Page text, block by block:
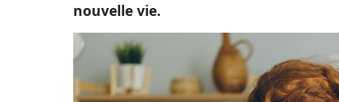
nouvelle vie.